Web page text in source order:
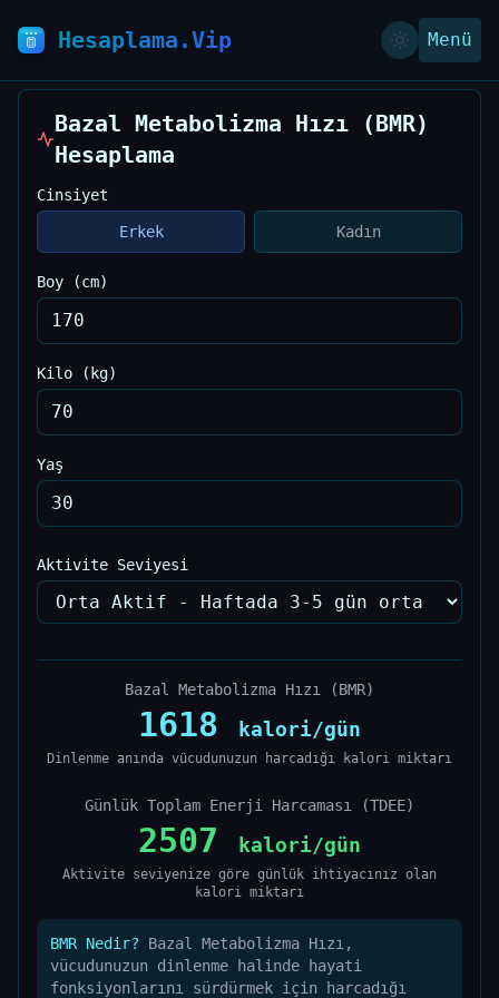
Hesaplama.Vip Menü
Bazal Metabolizma Hızı (BMR)
Hesaplama
Cinsiyet
Erkek Kadın
Boy (cm)
Kilo (kg)
Yaş
Aktivite Seviyesi
Bazal Metabolizma Hızı (BMR)
1618 kalori/gün
Dinlenme anında vücudunuzun harcadığı kalori miktarı
Günlük Toplam Enerji Harcaması (TDEE)
2507 kalori/gün
Aktivite seviyenize göre günlük ihtiyacınız olan
kalori miktarı
BMR Nedir? Bazal Metabolizma Hızı,
vücudunuzun dinlenme halinde hayati
fonksiyonlarını sürdürmek için harcadığı